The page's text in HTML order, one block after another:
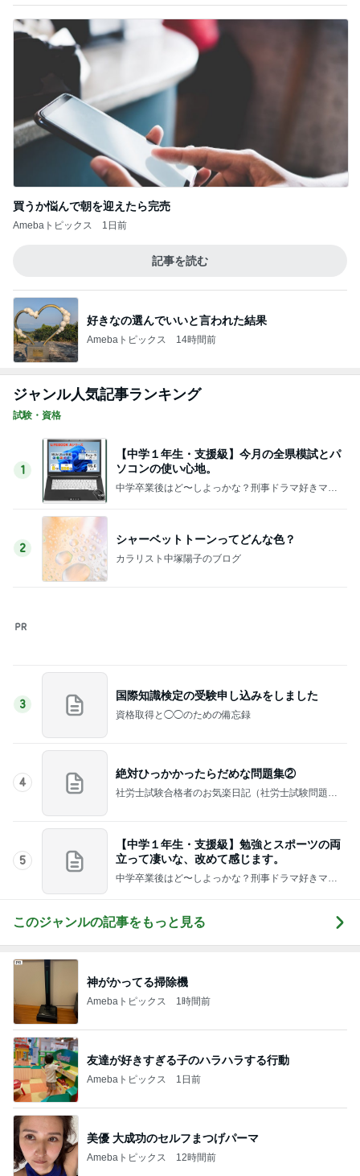
5
【中学１年生・支援級】勉強とスポーツの両
立って凄いな、改めて感じます。
中学卒業後はど〜しよっかな？刑事ドラマ好きママ
このジャンルの記事をもっと見る
神がかってる掃除機
Amebaトピックス 1時間前
友達が好きすぎる子のハラハラする行動
Amebaトピックス 12時間前
水森かおり 早起きし見に行った絶景
Amebaトピックス 1日前
8月前半のご予約可能枠のお知らせ
Amebaトピックス 2日前
40代の夏のモノトーンコーデ6選
小柳ルミ子 愛犬の1日の里帰り
Amebaトピックス 12時間前
相談できる相手がいるという安心感
Amebaトピックス 1日前
堀ちえみ 旅のビュッフェでの朝食
Amebaトピックス 1日前
果肉入りソースが物足りない新作
Amebaトピックス 1日前